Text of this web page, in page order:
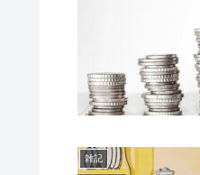
雑記